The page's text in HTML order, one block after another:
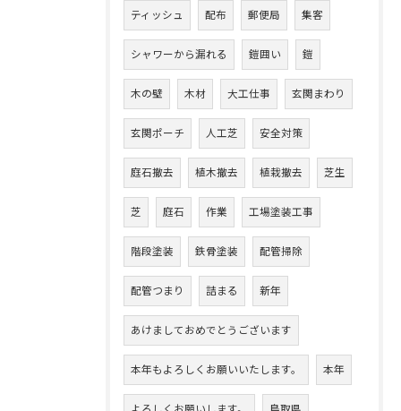
ティッシュ 配布 郵便局 集客
シャワーから漏れる 鎧囲い 鎧
木の壁 木材 大工仕事 玄関まわり
玄関ポーチ 人工芝 安全対策
庭石撤去 植木撤去 植栽撤去 芝生
芝 庭石 作業 工場塗装工事
階段塗装 鉄骨塗装 配管掃除
配管つまり 詰まる 新年
あけましておめでとうございます
本年もよろしくお願いいたします。 本年